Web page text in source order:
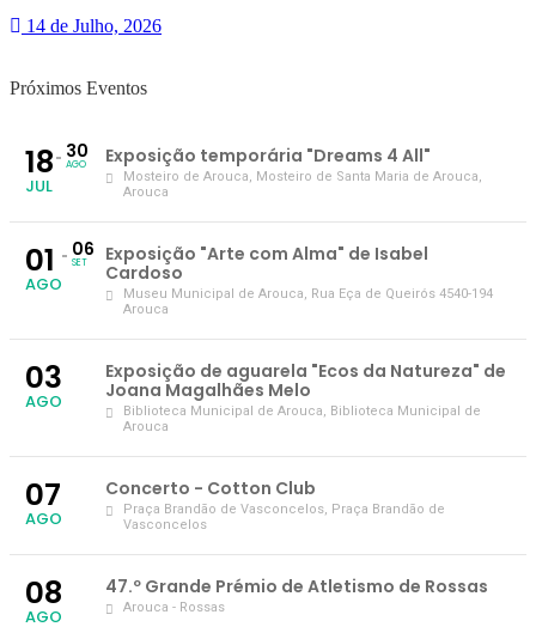
14 de Julho, 2026
Próximos Eventos
18
JUL
30
AGO Exposição temporária "Dreams 4 All"
Mosteiro de Arouca, Mosteiro de Santa Maria de Arouca,
Arouca
01
AGO
06
SET
Exposição "Arte com Alma" de Isabel
Cardoso
Museu Municipal de Arouca, Rua Eça de Queirós 4540-194
Arouca
03
AGO
Exposição de aguarela "Ecos da Natureza" de
Joana Magalhães Melo
Biblioteca Municipal de Arouca, Biblioteca Municipal de
Arouca
07
AGO
Concerto - Cotton Club
Praça Brandão de Vasconcelos, Praça Brandão de
Vasconcelos
08
AGO
47.º Grande Prémio de Atletismo de Rossas
Arouca - Rossas